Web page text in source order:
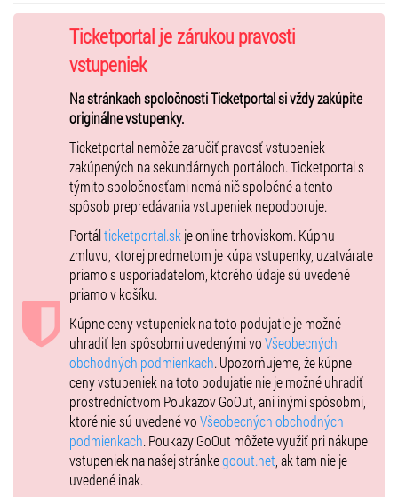
Termíny prehliadok:
22.05.2026 od 16:30 - do 17:30 , od 18:00 - do 19:00
23.05.2026 od 15:00 - do 16:00 , od 16:30 - do 17:30 , od 18:00 – do
24.05.2026 od 15:00 - do 16:00 , od 16:30 - do 17:30 , od 18:00 – do
11.06.2026 od 17:15 - do 18:15
12.06.2026 od 16:30 - do 17:30 , od 18:00 - do 19:00
13.06.2026 od 15:00 - do 16:00 , od 16:30 - do 17:30 , od 18:00 – do
14.06.2026 od 15:00 - do 16:00 , od 16:30 - do 17:30 , od 18:00 – do
24.06.2026 od 17:15 - do 18:15
25.06.2026 od 17:15 - do 18:15
26.06.2026 od 16:30 - do 17:30 , od 18:00 - do 19:00
27.06.2026 od 15:00 - do 16:00 , od 16:30 - do 17:30 , od 18:00 – do
28.06.2026 od 15:00 - do 16:00 , od 16:30 - do 17:30 , od 18:00 – do
Predaj vstupeniek sa uzatvára v deň prehliadky o 14:00 hod.
Ticketportal je zárukou pravosti
vstupeniek
Na stránkach spoločnosti Ticketportal si vždy zakúpite
originálne vstupenky.
Ticketportal nemôže zaručiť pravosť vstupeniek
zakúpených na sekundárnych portáloch. Ticketportal s
týmito spoločnosťami nemá nič spoločné a tento
spôsob prepredávania vstupeniek nepodporuje.
Portálticketportal.sk je online trhoviskom. Kúpnu
zmluvu, ktorej predmetom je kúpa vstupenky, uzatvárate
priamo s usporiadateľom, ktorého údaje sú uvedené
priamo v košíku.
Kúpne ceny vstupeniek na toto podujatie je možné
uhradiť len spôsobmi uvedenými voVšeobecných
obchodných podmienkach. Upozorňujeme, že kúpne
ceny vstupeniek na toto podujatie nie je možné uhradiť
prostredníctvom Poukazov GoOut, ani inými spôsobmi,
ktoré nie sú uvedené voVšeobecných obchodných
podmienkach. Poukazy GoOut môžete využiť pri nákupe
vstupeniek na našej stránkegoout.net , ak tam nie je
uvedené inak.